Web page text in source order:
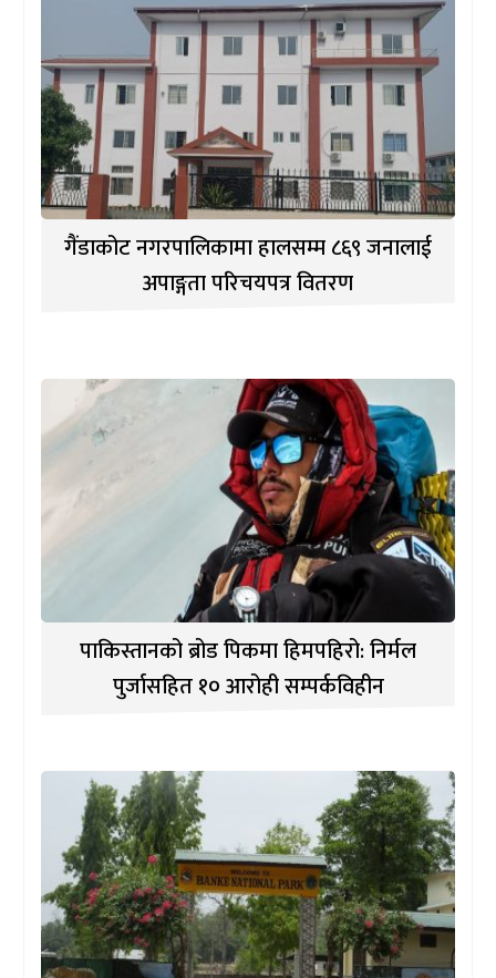
गैंडाकोट नगरपालिकामा हालसम्म ८६९ जनालाई
अपाङ्गता परिचयपत्र वितरण
पाकिस्तानको ब्रोड पिकमा हिमपहिरो: निर्मल
पुर्जासहित १० आरोही सम्पर्कविहीन